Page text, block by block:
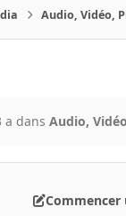
Audio, Vidéo,
a dansAudio,
Commencer